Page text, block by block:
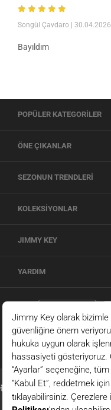
Songül Çavdaro | 30.04.2026
Bayıldım
POPÜLER KATEGORİLER
ÖNE ÇIKANLAR
SEZONUN TRENDLERİ
KOLEKSİYONLAR
JIMMY KEY
YARDIM